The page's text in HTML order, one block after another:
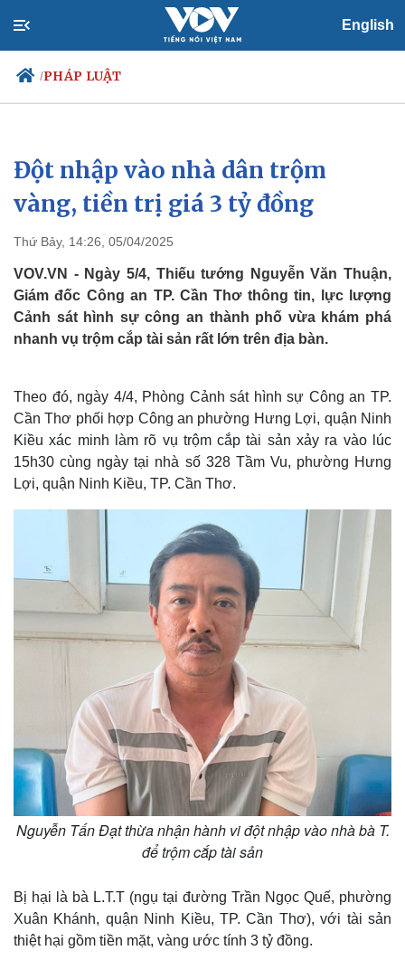
English
/PHÁP LUẬT
Chính trị
Đảng
Tổ chức nhân sự
Nhận diện sự thật
Xã hội
Tin 24h
Dự báo thời tiết
Việc làm
Biển đảo
Đột nhập vào nhà dân trộm
vàng, tiền trị giá 3 tỷ đồng
Thứ Bảy, 14:26, 05/04/2025
VOV.VN - Ngày 5/4, Thiếu tướng Nguyễn Văn Thuận,
Giám đốc Công an TP. Cần Thơ thông tin, lực lượng
Cảnh sát hình sự công an thành phố vừa khám phá
nhanh vụ trộm cắp tài sản rất lớn trên địa bàn.
Theo đó, ngày 4/4, Phòng Cảnh sát hình sự Công an TP.
Cần Thơ phối hợp Công an phường Hưng Lợi, quận Ninh
Kiều xác minh làm rõ vụ trộm cắp tài sản xảy ra vào lúc
15h30 cùng ngày tại nhà số 328 Tầm Vu, phường Hưng
Lợi, quận Ninh Kiều, TP. Cần Thơ.
Nguyễn Tấn Đạt thừa nhận hành vi đột nhập vào nhà bà T.
để trộm cắp tài sản
Bị hại là bà L.T.T (ngụ tại đường Trần Ngọc Quế, phường
Xuân Khánh, quận Ninh Kiều, TP. Cần Thơ), với tài sản
thiệt hại gồm tiền mặt, vàng ước tính 3 tỷ đồng.